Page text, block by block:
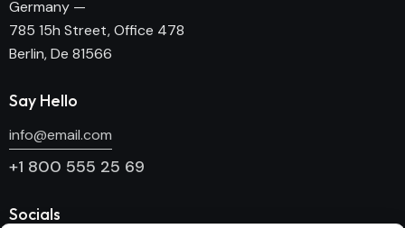
Germany —
785 15h Street, Office 478
Berlin, De 81566
Say Hello
info@email.com
+1 800 555 25 69
Socials